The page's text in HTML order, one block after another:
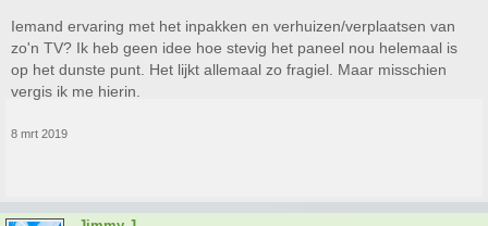
Iemand ervaring met het inpakken en verhuizen/verplaatsen van
zo'n TV? Ik heb geen idee hoe stevig het paneel nou helemaal is
op het dunste punt. Het lijkt allemaal zo fragiel. Maar misschien
vergis ik me hierin.
8 mrt 2019